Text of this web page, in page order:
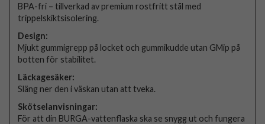
BPA-fri – tillverkad av premium rostfritt stål med
trippelskiktsisolering.
Design:
Mjukt gummigrepp på locket och gummikudde utan GMip på
botten för stabilitet.
Läckagesäker:
Släng ner den i väskan utan att tveka.
Skötselanvisningar:
För att din BURGA-vattenflaska ska se snygg ut och fungera